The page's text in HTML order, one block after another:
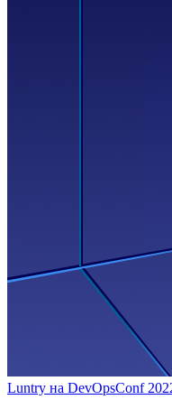
Luntry на DevOpsConf